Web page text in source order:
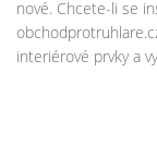
nové. Chcete-li se
interiérové prvky a